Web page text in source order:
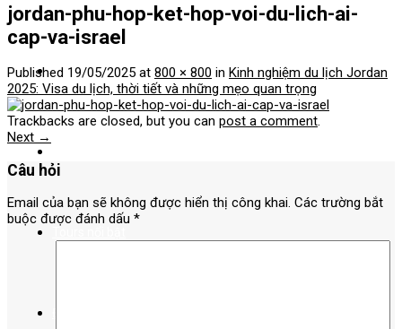
Tour nước ngoài
jordan-phu-hop-ket-hop-voi-du-lich-ai-
cap-va-israel
Published 19/05/2025 at 800 × 800 in Kinh nghiệm du lịch Jordan
2025: Visa du lịch, thời tiết và những mẹo quan trọng
Trackbacks are closed, but you can post a comment.
Next →
Câu hỏi
Email của bạn sẽ không được hiển thị công khai. Các trường bắt
buộc được đánh dấu *